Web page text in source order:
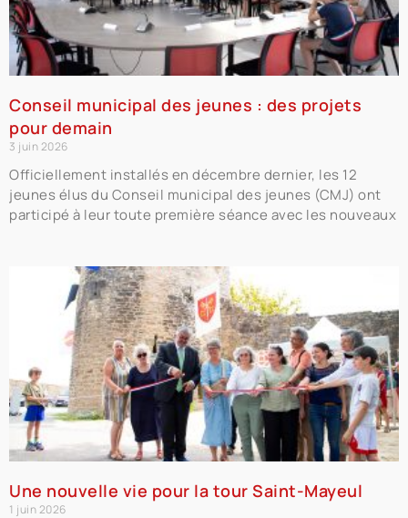
Conseil municipal des jeunes : des projets
pour demain
3 juin 2026
Officiellement installés en décembre dernier, les 12
jeunes élus du Conseil municipal des jeunes (CMJ) ont
participé à leur toute première séance avec les nouveaux
Une nouvelle vie pour la tour Saint-Mayeul
1 juin 2026